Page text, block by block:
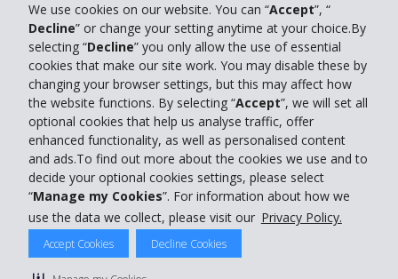
We use cookies on our website. You can “Accept”, “
Decline” or change your setting anytime at your choice.By
selecting “Decline” you only allow the use of essential
cookies that make our site work. You may disable these by
changing your browser settings, but this may affect how
the website functions. By selecting “Accept”, we will set all
optional cookies that help us analyse traffic, offer
enhanced functionality, as well as personalised content
and ads.To find out more about the cookies we use and to
decide your optional cookies settings, please select
“Manage my Cookies”. For information about how we
use the data we collect, please visit our Privacy Policy.
Accept Cookies Decline Cookies
*O preço máximo a pagar é fixado em 8,61 cêntimos, para o primeiro
minuto, e, nos minutos seguintes, nos valores máximos de 3,41
cêntimos por minuto, no horário normal (dias úteis das 9:00 às 21:00),
e de 1 cêntimo por minuto, no horário económico, definindo-se a
tarifação ao segundo a partir do primeiro minuto (valores com IVA).
**Custo de chamada para rede fixa nacional.
© 2025 The Hertz Corporation - Todos os direitos reservados.
Termos de Utilização do Website
|Política de Privacidade|RGPD